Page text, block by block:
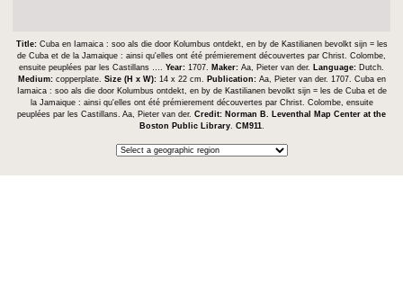
Title: Cuba en Iamaica : soo als die door Kolumbus ontdekt, en by de Kastilianen bevolkt sijn = les
de Cuba et de la Jamaique : ainsi qu'elles ont été prémierement découvertes par Christ. Colombe,
ensuite peuplées par les Castillans …. Year: 1707. Maker: Aa, Pieter van der. Language: Dutch.
Medium: copperplate. Size (H x W): 14 x 22 cm. Publication: Aa, Pieter van der. 1707. Cuba en
Iamaica : soo als die door Kolumbus ontdekt, en by de Kastilianen bevolkt sijn = les de Cuba et de
la Jamaique : ainsi qu'elles ont été prémierement découvertes par Christ. Colombe, ensuite
peuplées par les Castillans. Aa, Pieter van der. Credit: Norman B. Leventhal Map Center at the
Boston Public Library. CM911